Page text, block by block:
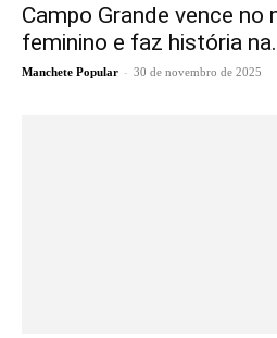
Campo Grande vence no
feminino e faz história
Manchete Popular - 30 de novembro de 2025